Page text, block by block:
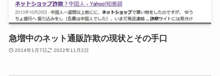
急増中のネット通販詐欺の現状とその手口
2014年1月7日 2022年11月2日